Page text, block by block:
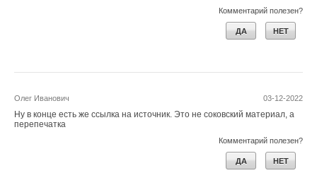
Комментарий полезен?
ДА НЕТ
03-12-2022
Олег Иванович
Ну в конце есть же ссылка на источник. Это не соковский материал, а
перепечатка
Комментарий полезен?
ДА НЕТ